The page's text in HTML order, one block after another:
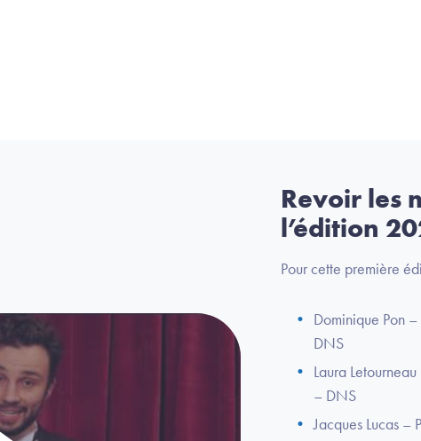
Revoir les
l’édition
Pour cette première
Dominique Pon
DNS
Laura
– DNS
Jacques Lucas –